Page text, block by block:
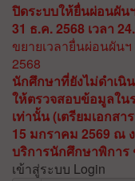
ปิดระบบให้ยื่นผ่อนผัน
31 ธ.ค. 2568 เวลา
ขยายเวลายื่นผ่อนผัน
2568
นักศึกษาที่ยังไม่ดำเนิ
ให้ตรวจสอบข้อมูลใน
เท่านั้น (เตรียมเอกส
15 มกราคม 2569 ณ
บริการนักศึกษาพิการ
เข้าสู่ระบบ Login